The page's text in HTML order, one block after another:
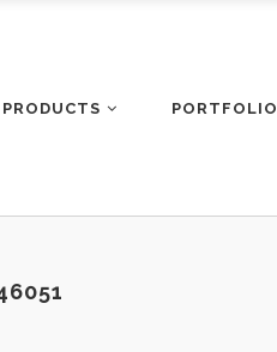
PRODUCTS PORTFOLIO